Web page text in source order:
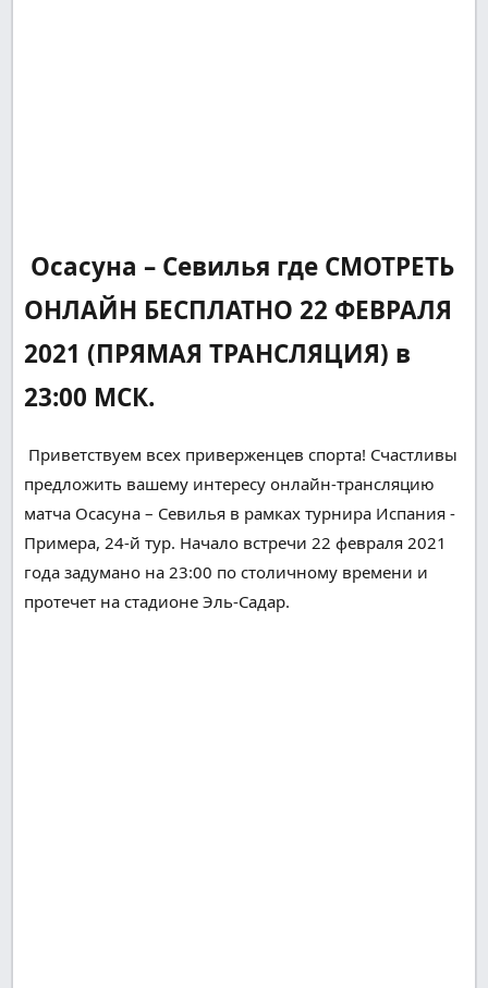
Осасуна – Севилья где СМОТРЕТЬ
ОНЛАЙН БЕСПЛАТНО 22 ФЕВРАЛЯ
2021 (ПРЯМАЯ ТРАНСЛЯЦИЯ) в
23:00 МСК.
Приветствуем всех приверженцев спорта! Счастливы
предложить вашему интересу онлайн-трансляцию
матча Осасуна – Севилья в рамках турнира Испания -
Примера, 24-й тур. Начало встречи 22 февраля 2021
года задумано на 23:00 по столичному времени и
протечет на стадионе Эль-Садар.